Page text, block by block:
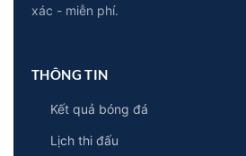
xác - miễn phí.
THÔNG TIN
Kết quả bóng đá
Lịch thi đấu